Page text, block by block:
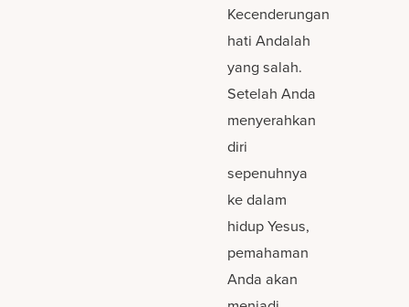
Kecenderungan
hati Andalah
yang salah.
Setelah Anda
menyerahkan
diri
sepenuhnya
ke dalam
hidup Yesus,
pemahaman
Anda akan